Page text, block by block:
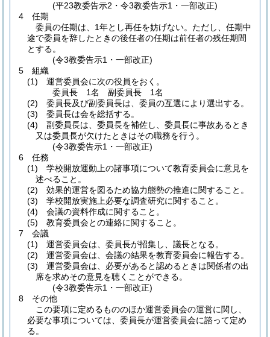
(平23教委告示2・令3教委告示1・一部改正)
4 任期
委員の任期は、1年とし再任を妨げない。ただし、任期中
途で委員を辞したときの後任者の任期は前任者の残任期間
とする。
(令3教委告示1・一部改正)
5 組織
(1) 運営委員会に次の役員をおく。
委員長 1名 副委員長 1名
(2) 委員長及び副委員長は、委員の互選により選出する。
(3) 委員長は会を総括する。
(4) 副委員長は、委員長を補佐し、委員長に事故あるとき
又は委員長が欠けたときはその職務を行う。
(令3教委告示1・一部改正)
6 任務
(1) 学校開放運動上の諸事項について教育委員会に意見を
述べること。
(2) 効果的運営を図るため協力態勢の推進に関すること。
(3) 学校開放実施上必要な調査研究に関すること。
(4) 会議の資料作成に関すること。
(5) 教育委員会との連絡に関すること。
7 会議
(1) 運営委員会は、委員長が招集し、議長となる。
(2) 運営委員会は、会議の結果を教育委員会に報告する。
(3) 運営委員会は、必要があると認めるときは関係者の出
席を求めその意見を聴くことができる。
(令3教委告示1・一部改正)
8 その他
この要項に定めるもののほか運営委員会の運営に関し、
必要な事項については、委員長が運営委員会に諮って定め
る。